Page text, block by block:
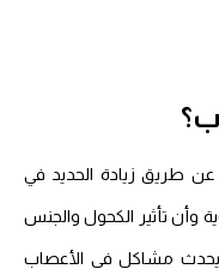
عن طريق زيادة الحديد في
وأن تأثير الكحول والجنس
يحدث مشاكل في الأعصاب